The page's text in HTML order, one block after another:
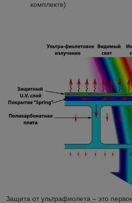
комплекте)
Защита от ультрафиолета – это